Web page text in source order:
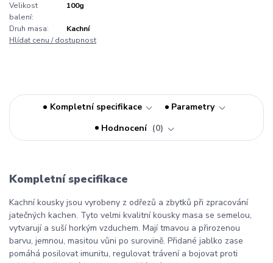
Velikost
balení:
100g
Druh masa:
Kachní
Hlídat cenu / dostupnost
Kompletní specifikace
Parametry
Hodnocení
0
Kompletní specifikace
Kachní kousky jsou vyrobeny z odřezů a zbytků při zpracování
jatečných kachen. Tyto velmi kvalitní kousky masa se semelou,
vytvarují a suší horkým vzduchem. Mají tmavou a přirozenou
barvu, jemnou, masitou vůni po surovině. Přidané jablko zase
pomáhá posilovat imunitu, regulovat trávení a bojovat proti